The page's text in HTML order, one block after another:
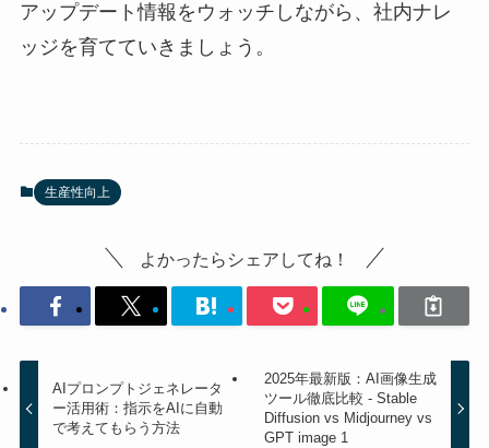
アップデート情報をウォッチしながら、社内ナレ
ッジを育てていきましょう。
生産性向上
よかったらシェアしてね！
AIプロンプトジェネレータ
ー活用術：指示をAIに自動
で考えてもらう方法
2025年最新版：AI画像生成
ツール徹底比較 - Stable
Diffusion vs Midjourney vs
GPT image 1